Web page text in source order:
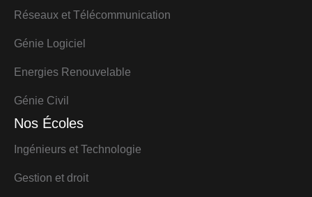
Réseaux et Télécommunication
Génie Logiciel
Energies Renouvelable
Génie Civil
Nos Écoles
Ingénieurs et Technologie
Gestion et droit